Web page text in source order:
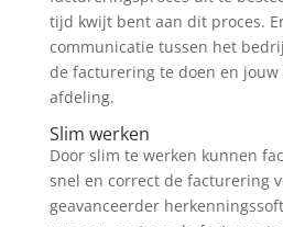
tijd kwijt bent aan dit proces.
communicatie tussen het
de facturering te doen en jouw
afdeling.
Slim werken
Door slim te werken kunnen
snel en correct de facturering
geavanceerder